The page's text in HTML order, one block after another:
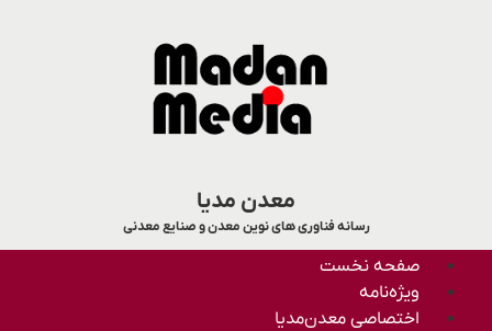
معدن مدیا
رسانه فناوری های نوین معدن و صنایع معدنی
صفحه نخست
ویژه‌نامه
اختصاصی معدن‌مدیا